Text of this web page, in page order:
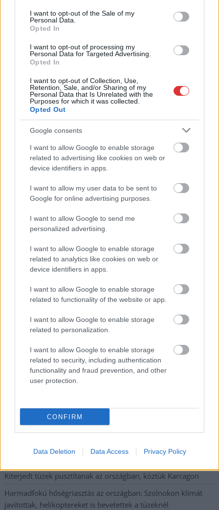
consent section.
I want to opt-out of the Sale of my
Personal Data.
Opted In
I want to opt-out of processing my
Personal Data for Targeted Advertising.
Opted In
I want to opt-out of Collection, Use,
Retention, Sale, and/or Sharing of my
Personal Data that Is Unrelated with the
Purposes for which it was collected.
Opted Out
Google consents
I want to allow Google to enable storage
related to advertising like cookies on web or
device identifiers in apps.
I want to allow my user data to be sent to
Google for online advertising purposes.
I want to allow Google to send me
personalized advertising.
I want to allow Google to enable storage
related to analytics like cookies on web or
device identifiers in apps.
I want to allow Google to enable storage
related to functionality of the website or app.
I want to allow Google to enable storage
related to personalization.
I want to allow Google to enable storage
related to security, including authentication
functionality and fraud prevention, and other
user protection.
CONFIRM
Data Deletion Data Access Privacy Policy
Adja meg keresztnevét:
Adja
meg e-mail címét:
Megismertem és elfogadom aGDPR-szabályzat
Nem szeretne lemaradni semmiről? Csak egy kattintás, és hírlevelünk a
legfrissebb információkkal és exkluzív tartalmakkal hétről hétre
postaládájába érkezik!
Györfi Mihály több tucat vállalkozással egyeztetett a
kerékpárgyár dolgozóinak megsegítéséről
41 fok fölé forrósodott az ország, Szolnokon pedig egy másik
rekord is megdőlt
Egy telefonhívást akart, végül rendőrök vitték el a mezőtúri
A Tisza kormány minisztere újabb nagy változásokról döntött
a közoktatásban – például az iskolaigazgatók visszakapják
munkáltatói jogaikat
Sok volt az igazolatlan hiányzás, Pócs János fizetéslevonást
kapott, más fideszesek még kevesebbet vittek haza
A Szolnok megyei gazdák nagyon nem akarták a JÉGER
további üzemeltetését
Pénteken újra csökken a benzin és a gázolaj ára is
Napokon belül megválasztja az új köztársasági elnököt az
Kiterjedt tüzek pusztítanak az országban, köztük Karcagon
Harmadfokú hőségriasztás az országban: Szolnokon klímát
javítottak, helikoptereket is bevetettek a tüzeknél